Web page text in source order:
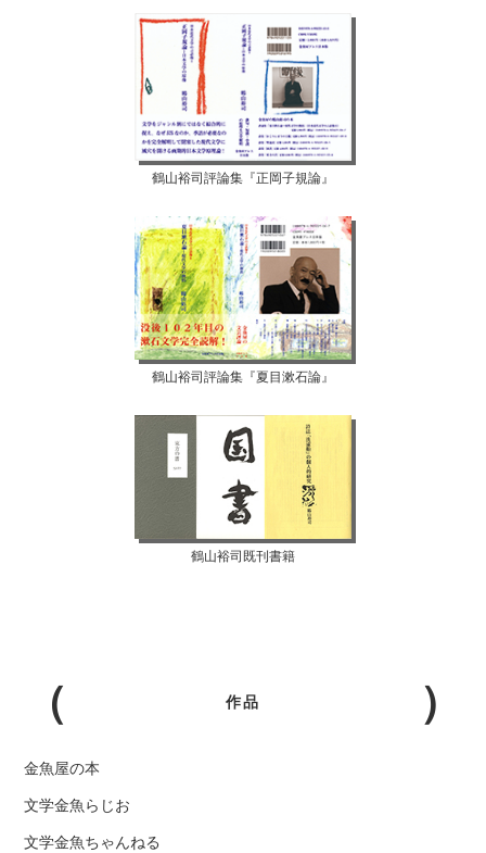
鶴山裕司評論集『正岡子規論』
鶴山裕司評論集『夏目漱石論』
鶴山裕司既刊書籍
作品
金魚屋の本
文学金魚らじお
文学金魚ちゃんねる